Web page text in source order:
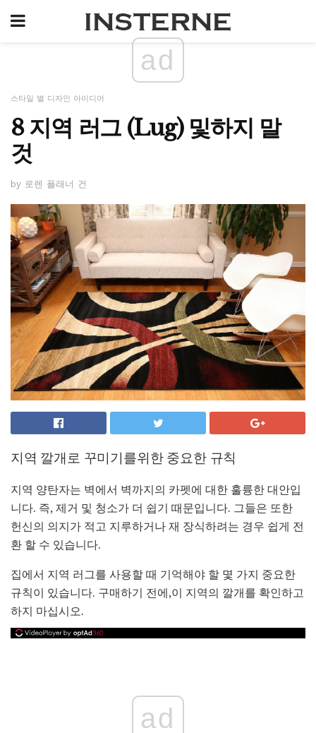
ad
스타일 별 디자인 아이디어
8 지역 러그 (Lug) 및하지 말
것
by 로렌 플래너 건
지역 깔개로 꾸미기를위한 중요한 규칙
지역 양탄자는 벽에서 벽까지의 카펫에 대한 훌륭한 대안입
니다. 즉, 제거 및 청소가 더 쉽기 때문입니다. 그들은 또한
헌신의 의지가 적고 지루하거나 재 장식하려는 경우 쉽게 전
환 할 수 있습니다.
집에서 지역 러그를 사용할 때 기억해야 할 몇 가지 중요한
규칙이 있습니다. 구매하기 전에,이 지역의 깔개를 확인하고
하지 마십시오.
ad